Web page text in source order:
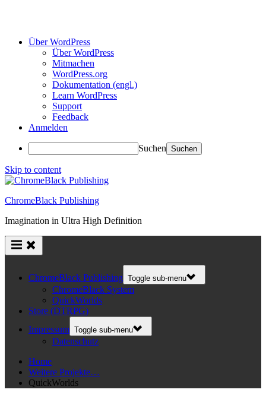
Über WordPress
Über WordPress
Mitmachen
WordPress.org
Dokumentation (engl.)
Learn WordPress
Support
Feedback
Anmelden
Suchen
Skip to content
ChromeBlack Publishing
Imagination in Ultra High Definition
ChromeBlack Publishing Toggle sub-menu
ChromeBlack System
QuickWorlds
Store (DTRPG)
Impressum Toggle sub-menu
Datenschutz
Home
Weitere Projekte…
QuickWorlds